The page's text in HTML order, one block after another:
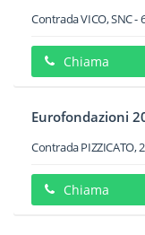
Contrada VICO, SNC-
Chiama
Eurofondazioni
Contrada PIZZICATO,
Chiama